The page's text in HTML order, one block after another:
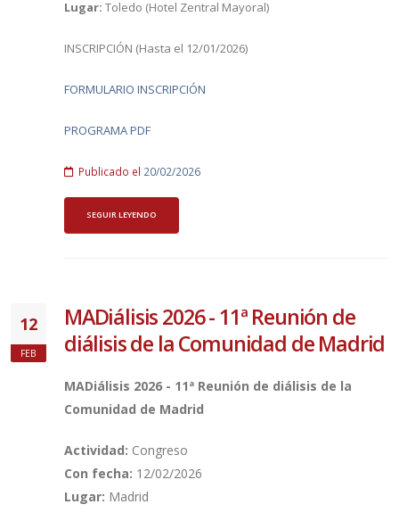
Lugar: Toledo (Hotel Zentral Mayoral)
INSCRIPCIÓN (Hasta el 12/01/2026)
FORMULARIO INSCRIPCIÓN
PROGRAMA PDF
Publicado el 20/02/2026
SEGUIR LEYENDO
12
FEB
MADiálisis 2026 - 11ª Reunión de
diálisis de la Comunidad de Madrid
MADiálisis 2026 - 11ª Reunión de diálisis de la
Comunidad de Madrid
Actividad: Congreso
Con fecha: 12/02/2026
Lugar: Madrid